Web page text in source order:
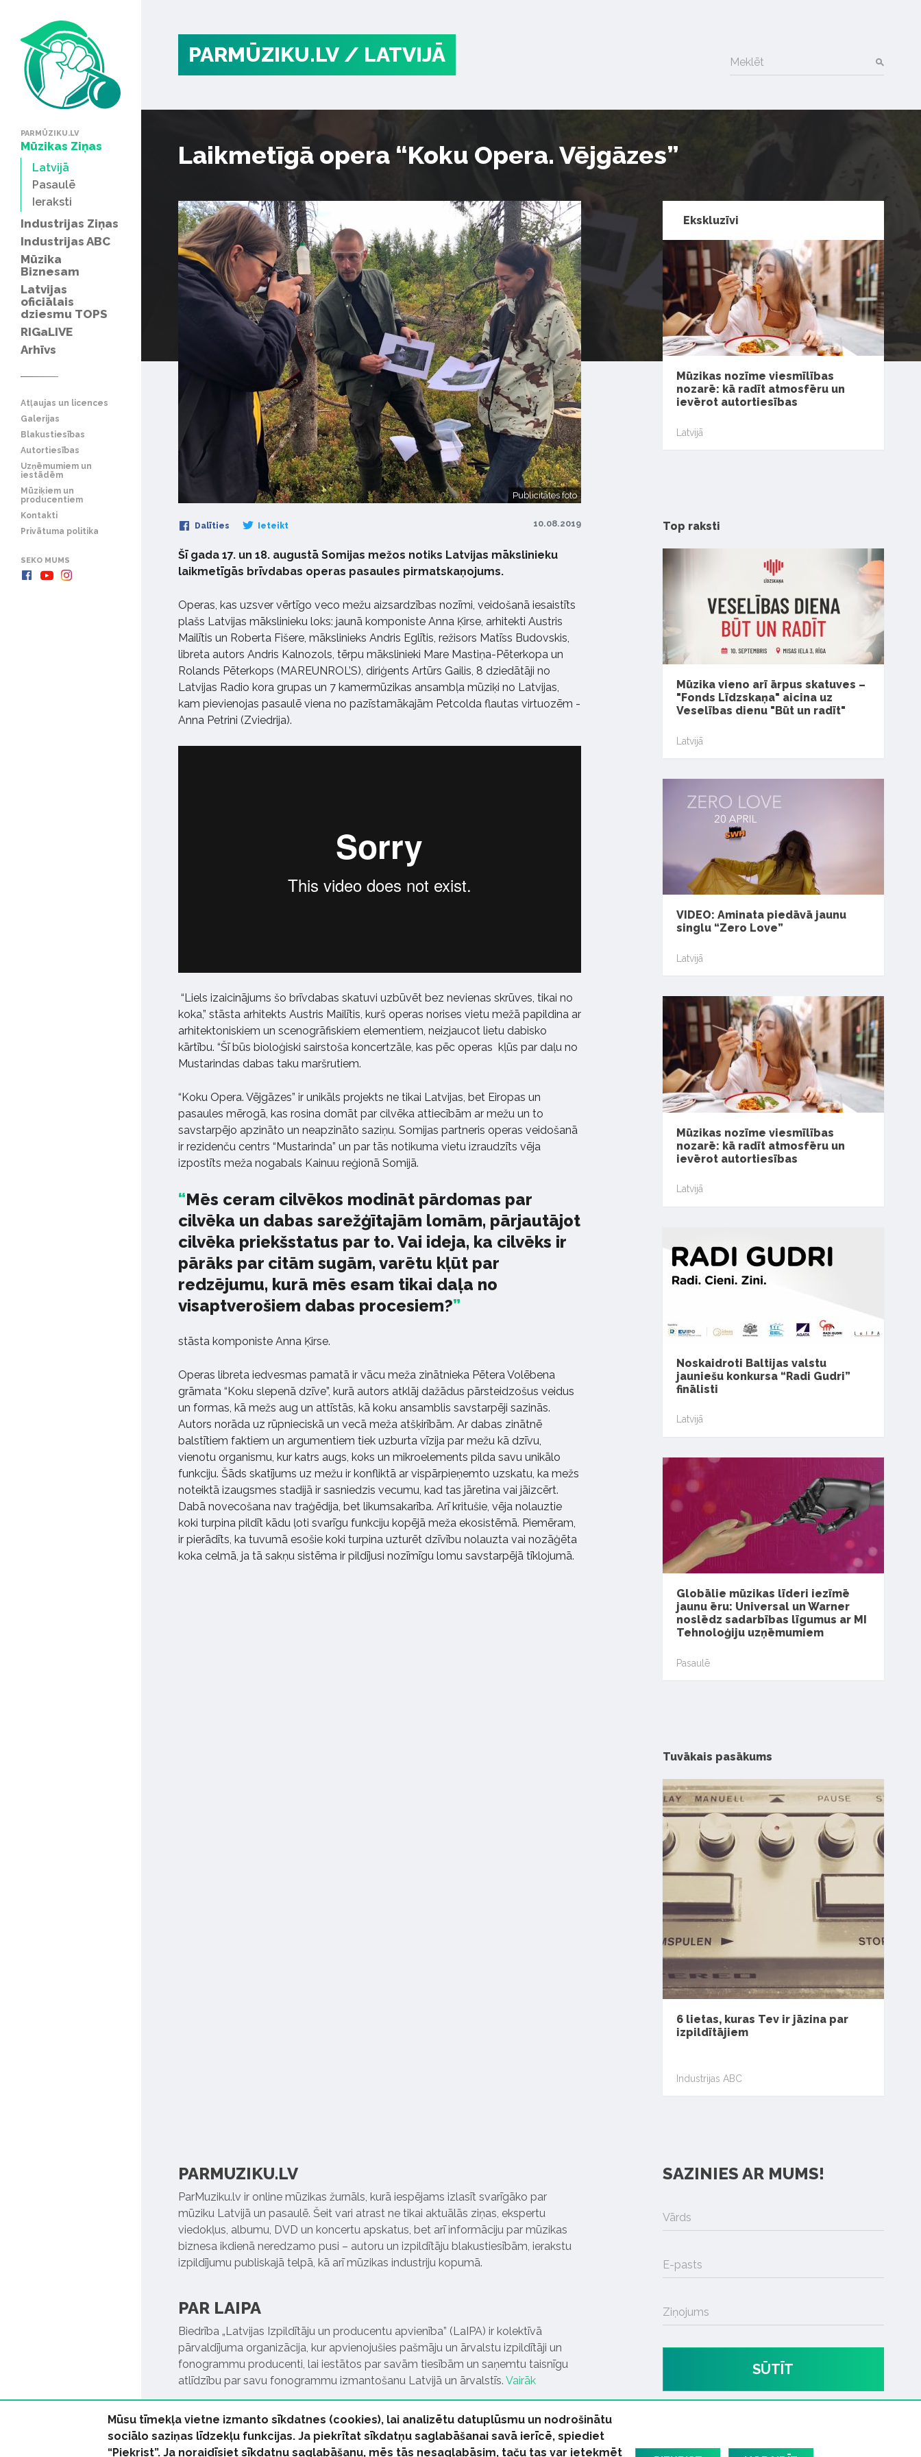
PARMŪZIKU.LV
Mūzikas Ziņas
Latvijā
Pasaulē
Ieraksti
Industrijas Ziņas
Industrijas ABC
Mūzika
Biznesam
Latvijas
oficiālais
dziesmu TOPS
RIGaLIVE
Arhīvs
Atļaujas un licences
Galerijas
Blakustiesības
Autortiesības
Uzņēmumiem un
iestādēm
Mūziķiem un
producentiem
Kontakti
Privātuma politika
SEKO MUMS
PARMŪZIKU.LV / LATVIJĀ Meklēt
Laikmetīgā opera “Koku Opera. Vējgāzes”
Publicitātes foto
Dalīties Ieteikt 10.08.2019
Šī gada 17. un 18. augustā Somijas mežos notiks Latvijas mākslinieku
laikmetīgās brīvdabas operas pasaules pirmatskaņojums.
Operas, kas uzsver vērtīgo veco mežu aizsardzības nozīmi, veidošanā iesaistīts
plašs Latvijas mākslinieku loks: jaunā komponiste Anna Ķirse, arhitekti Austris
Mailītis un Roberta Fišere, mākslinieks Andris Eglītis, režisors Matīss Budovskis,
libreta autors Andris Kalnozols, tērpu mākslinieki Mare Mastiņa-Pēterkopa un
Rolands Pēterkops (MAREUNROL’S), diriģents Artūrs Gailis, 8 dziedātāji no
Latvijas Radio kora grupas un 7 kamermūzikas ansambļa mūziķi no Latvijas,
kam pievienojas pasaulē viena no pazīstamākajām Petcolda flautas virtuozēm -
Anna Petrini (Zviedrija).
“Liels izaicinājums šo brīvdabas skatuvi uzbūvēt bez nevienas skrūves, tikai no
koka,” stāsta arhitekts Austris Mailītis, kurš operas norises vietu mežā papildina ar
arhitektoniskiem un scenogrāfiskiem elementiem, neizjaucot lietu dabisko
kārtību. “Šī būs bioloģiski sairstoša koncertzāle, kas pēc operas kļūs par daļu no
Mustarindas dabas taku maršrutiem.
“Koku Opera. Vējgāzes” ir unikāls projekts ne tikai Latvijas, bet Eiropas un
pasaules mērogā, kas rosina domāt par cilvēka attiecībām ar mežu un to
savstarpējo apzināto un neapzināto saziņu. Somijas partneris operas veidošanā
ir rezidenču centrs “Mustarinda” un par tās notikuma vietu izraudzīts vēja
izpostīts meža nogabals Kainuu reģionā Somijā.
Mēs ceram cilvēkos modināt pārdomas par
cilvēka un dabas sarežģītajām lomām, pārjautājot
cilvēka priekšstatus par to. Vai ideja, ka cilvēks ir
pārāks par citām sugām, varētu kļūt par
redzējumu, kurā mēs esam tikai daļa no
visaptverošiem dabas procesiem?
stāsta komponiste Anna Ķirse.
Operas libreta iedvesmas pamatā ir vācu meža zinātnieka Pētera Volēbena
grāmata “Koku slepenā dzīve”, kurā autors atklāj dažādus pārsteidzošus veidus
un formas, kā mežs aug un attīstās, kā koku ansamblis savstarpēji sazinās.
Autors norāda uz rūpnieciskā un vecā meža atšķirībām. Ar dabas zinātnē
balstītiem faktiem un argumentiem tiek uzburta vīzija par mežu kā dzīvu,
vienotu organismu, kur katrs augs, koks un mikroelements pilda savu unikālo
funkciju. Šāds skatījums uz mežu ir konfliktā ar vispārpieņemto uzskatu, ka mežs
noteiktā izaugsmes stadijā ir sasniedzis vecumu, kad tas jāretina vai jāizcērt.
Dabā novecošana nav traģēdija, bet likumsakarība. Arī kritušie, vēja nolauztie
koki turpina pildīt kādu ļoti svarīgu funkciju kopējā meža ekosistēmā. Piemēram,
ir pierādīts, ka tuvumā esošie koki turpina uzturēt dzīvību nolauzta vai nozāģēta
koka celmā, ja tā sakņu sistēma ir pildījusi nozīmīgu lomu savstarpējā tīklojumā.
Ekskluzīvi
Mūzikas nozīme viesmīlības
nozarē: kā radīt atmosfēru un
ievērot autortiesības
Latvijā
Top raksti
Mūzika vieno arī ārpus skatuves –
"Fonds Līdzskaņa" aicina uz
Veselības dienu "Būt un radīt"
Latvijā
VIDEO: Aminata piedāvā jaunu
singlu “Zero Love”
Latvijā
Mūzikas nozīme viesmīlības
nozarē: kā radīt atmosfēru un
ievērot autortiesības
Latvijā
Noskaidroti Baltijas valstu
jauniešu konkursa “Radi Gudri”
finālisti
Latvijā
Globālie mūzikas līderi iezīmē
jaunu ēru: Universal un Warner
noslēdz sadarbības līgumus ar MI
Tehnoloģiju uzņēmumiem
Pasaulē
Tuvākais pasākums
6 lietas, kuras Tev ir jāzina par
izpildītājiem
Industrijas ABC
PARMUZIKU.LV
ParMuziku.lv ir online mūzikas žurnāls, kurā iespējams izlasīt svarīgāko par
mūziku Latvijā un pasaulē. Šeit vari atrast ne tikai aktuālās ziņas, ekspertu
viedokļus, albumu, DVD un koncertu apskatus, bet arī informāciju par mūzikas
biznesa ikdienā neredzamo pusi – autoru un izpildītāju blakustiesībām, ierakstu
izpildījumu publiskajā telpā, kā arī mūzikas industriju kopumā.
PAR LAIPA
Biedrība „Latvijas Izpildītāju un producentu apvienība” (LaIPA) ir kolektīvā
pārvaldījuma organizācija, kur apvienojušies pašmāju un ārvalstu izpildītāji un
fonogrammu producenti, lai iestātos par savām tiesībām un saņemtu taisnīgu
atlīdzību par savu fonogrammu izmantošanu Latvijā un ārvalstīs. Vairāk
SAZINIES AR MUMS!
Vārds
E-pasts
Ziņojums
SŪTĪT
Mūsu tīmekļa vietne izmanto sīkdatnes (cookies), lai analizētu datuplūsmu un nodrošinātu
sociālo saziņas līdzekļu funkcijas. Ja piekrītat sīkdatņu saglabāšanai savā ierīcē, spiediet
“Piekrist”. Ja noraidīsiet sīkdatņu saglabāšanu, mēs tās nesaglabāsim, taču tas var ietekmēt